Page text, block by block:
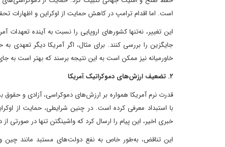
است. اما اقدام ترامپ در کاهش حمایت از اوکراین و اظهارات
این تغییر، نه‌تنها کشورهای اروپایی را نسبت به آینده
جایگزین را بررسی کنند. برای مثال، اگر آمریکا دیگر تعهدی
خاورمیانه نیز ممکن است به این نتیجه برسند که بهتر است به
۲. تضعیف ارزش‌های دموکراتیک آمریکا
قدرت نرم آمریکا همواره بر ارزش‌های دموکراسی، آزادی و حقوق
با استبداد معرفی کرده است. در چنین شرایطی، حمایت از
خبری اخیر، این پیام را ارسال کرد که واشینگتن تنها در
این تناقض، به‌طور خاص به نفع دولت‌های مستبد مانند چین و